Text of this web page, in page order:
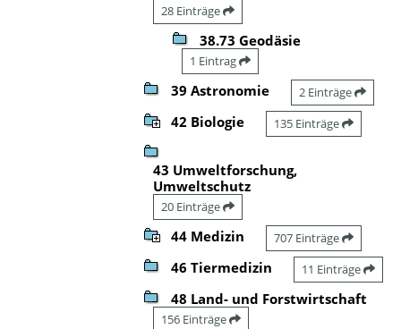
28 Einträge
38.73 Geodäsie
1 Eintrag
39 Astronomie 2 Einträge
42 Biologie 135 Einträge
43 Umweltforschung,
Umweltschutz
20 Einträge
44 Medizin 707 Einträge
46 Tiermedizin 11 Einträge
48 Land- und Forstwirtschaft
156 Einträge